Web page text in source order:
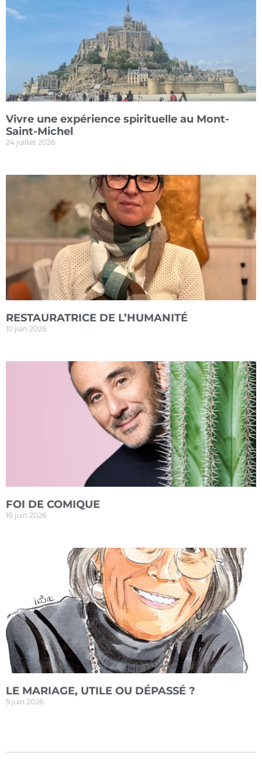
Vivre une expérience spirituelle au Mont-
Saint-Michel
24 juillet 2026
RESTAURATRICE DE L’HUMANITÉ
10 juin 2026
FOI DE COMIQUE
10 juin 2026
LE MARIAGE, UTILE OU DÉPASSÉ ?
9 juin 2026